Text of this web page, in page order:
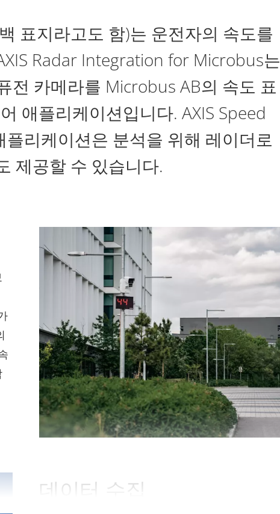
표지라고도 함)는 운전자의 속도를
Radar Integration for Microbus는
전 카메라를 Microbus AB의 속도 표
애플리케이션입니다. AXIS Speed
리케이션은 분석을 위해 레이더로
제공할 수 있습니다.
데이터 수집